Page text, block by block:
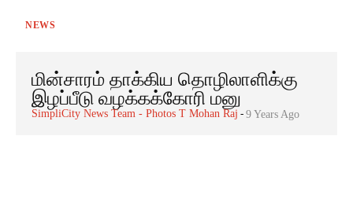
NEWS
மின்சாரம் தாக்கிய தொழிலாளிக்கு
இழப்பீடு வழக்கக்கோரி மனு
SimpliCity News Team - Photos T Mohan Raj - 9 Years Ago